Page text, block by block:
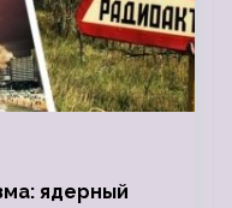
ядерный